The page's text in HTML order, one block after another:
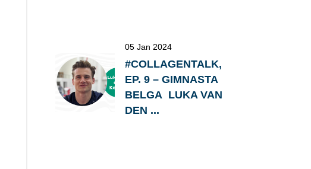
05 Jan 2024
#COLLAGENTALK,
EP. 9 – GIMNASTA
BELGA LUKA VAN
DEN ...